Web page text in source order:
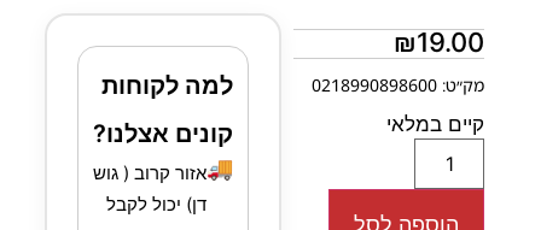
₪19.00
מק״ט: 0218990898600
קיים במלאי
הוספה לסל
למה לקוחות
קונים אצלנו?
🚚אזור קרוב ( גוש
דן) יכול לקבל